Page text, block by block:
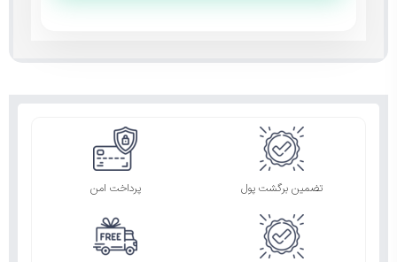
تضمین برگشت پول پرداخت امن